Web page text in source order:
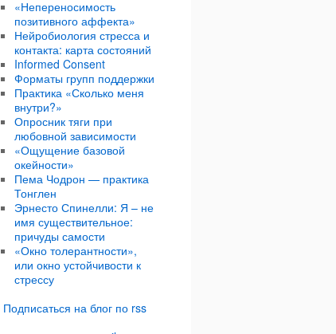
«Непереносимость
позитивного аффекта»
Нейробиология стресса и
контакта: карта состояний
Informed Consent
Форматы групп поддержки
Практика «Сколько меня
внутри?»
Опросник тяги при
любовной зависимости
«Ощущение базовой
окейности»
Пема Чодрон — практика
Тонглен
Эрнесто Спинелли: Я – не
имя существительное:
причуды самости
«Окно толерантности»,
или окно устойчивости к
стрессу
Подписаться на блог по rss